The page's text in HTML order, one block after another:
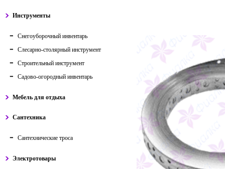
Инструменты
Снегоуборочный инвентарь
Слесарно-столярный инструмент
Строительный инструмент
Садово-огородный инвентарь
Мебель для отдыха
Сантехника
Сантехнические троса
Электротовары